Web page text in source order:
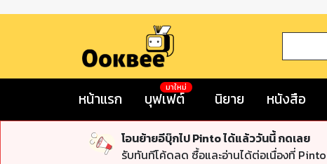
หน้าแรก บุฟเฟต์
มาใหม่
นิยาย หนังสือ
โอนย้ายอีบุ๊กไป Pinto ได้แล้ววันนี้ กดเลย
รับทันทีโค้ดลด ซื้อและอ่านได้ต่อเนื่องที่ Pinto